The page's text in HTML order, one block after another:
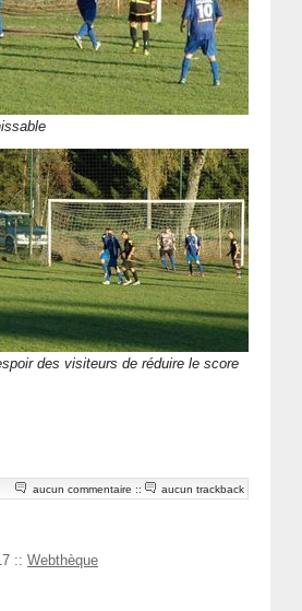
des visiteurs de réduire le score
aucun commentaire :: aucun trackback
:: Webthèque